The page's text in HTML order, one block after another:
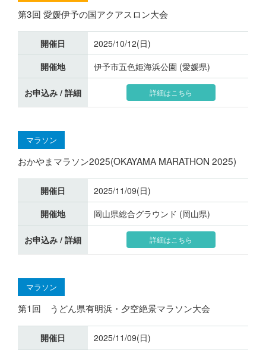
第3回 愛媛伊予の国アクアスロン大会
開催日
2025/10/12(日)
開催地
伊予市五色姫海浜公園 (愛媛県)
お申込み / 詳細 詳細はこちら
マラソン
おかやまマラソン2025(OKAYAMA MARATHON 2025)
開催日
2025/11/09(日)
開催地
岡山県総合グラウンド (岡山県)
お申込み / 詳細 詳細はこちら
マラソン
第1回 うどん県有明浜・夕空絶景マラソン大会
開催日
2025/11/09(日)